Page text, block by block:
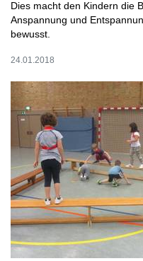
Dies macht den Kindern die
Anspannung und
24.01.2018